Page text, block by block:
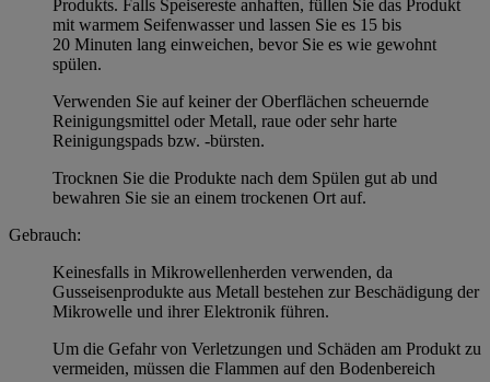
Produkts. Falls Speisereste anhaften, füllen Sie das Produkt
mit warmem Seifenwasser und lassen Sie es 15 bis
20 Minuten lang einweichen, bevor Sie es wie gewohnt
spülen.
Verwenden Sie auf keiner der Oberflächen scheuernde
Reinigungsmittel oder Metall, raue oder sehr harte
Reinigungspads bzw. -bürsten.
Trocknen Sie die Produkte nach dem Spülen gut ab und
bewahren Sie sie an einem trockenen Ort auf.
Gebrauch:
Keinesfalls in Mikrowellenherden verwenden, da
Gusseisenprodukte aus Metall bestehen zur Beschädigung der
Mikrowelle und ihrer Elektronik führen.
Um die Gefahr von Verletzungen und Schäden am Produkt zu
vermeiden, müssen die Flammen auf den Bodenbereich